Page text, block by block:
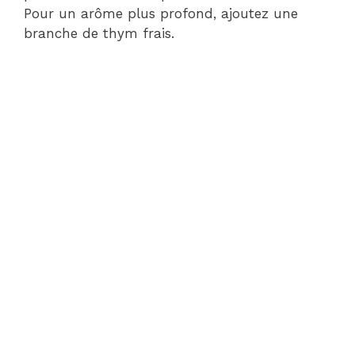
Pour un arôme plus profond, ajoutez une
branche de thym frais.